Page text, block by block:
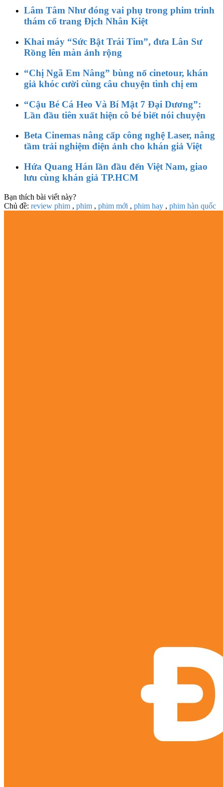
Lâm Tâm Như đóng vai phụ trong phim trinh
thám cổ trang Địch Nhân Kiệt
Khai máy “Sức Bật Trái Tim”, đưa Lân Sư
Rồng lên màn ảnh rộng
“Chị Ngã Em Nâng” bùng nổ cinetour, khán
giả khóc cười cùng câu chuyện tình chị em
“Cậu Bé Cá Heo Và Bí Mật 7 Đại Dương”:
Lần đầu tiên xuất hiện cô bé biết nói chuyện
Beta Cinemas nâng cấp công nghệ Laser, nâng
tầm trải nghiệm điện ảnh cho khán giả Việt
Hứa Quang Hán lần đầu đến Việt Nam, giao
lưu cùng khán giả TP.HCM
Bạn thích bài viết này?
Chủ đề: review phim , phim , phim mới , phim hay , phim hàn quốc